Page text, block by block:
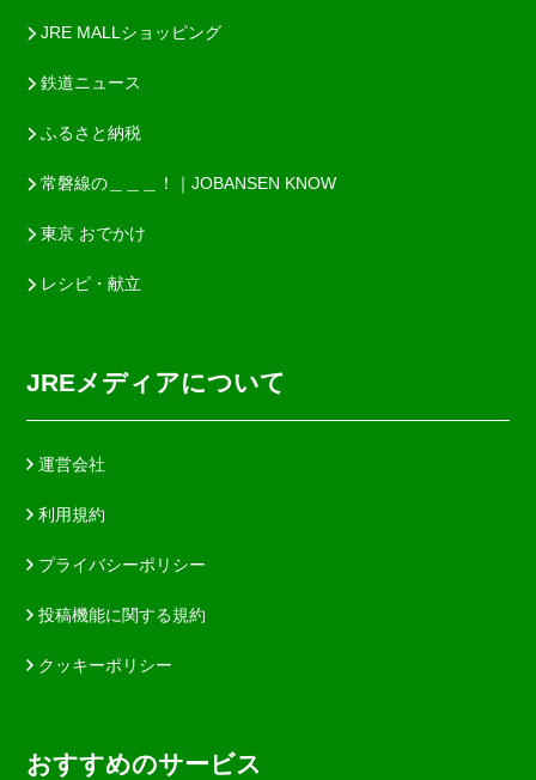
JRE MALLショッピング
鉄道ニュース
ふるさと納税
常磐線の＿＿＿！｜JOBANSEN KNOW
東京 おでかけ
レシピ・献立
JREメディアについて
運営会社
利用規約
プライバシーポリシー
投稿機能に関する規約
クッキーポリシー
おすすめのサービス